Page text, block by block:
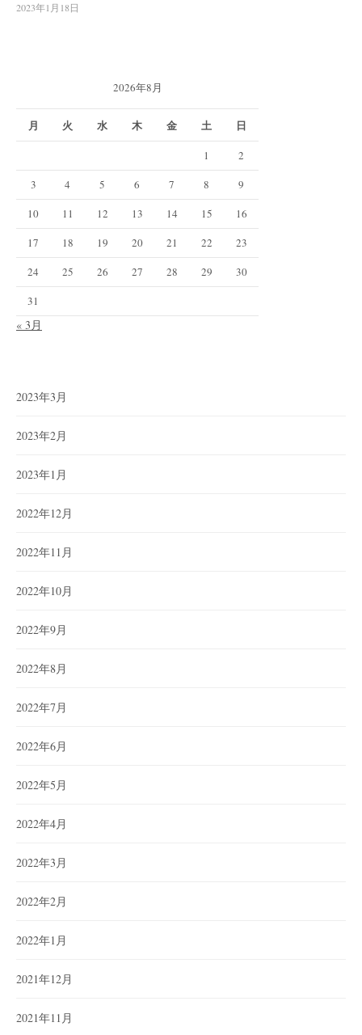
2023年1月18日
2026年8月
月 火 水 木 金 土 日
1
2
3
4 5 6 7 8
9
10
11 12 13 14 15
16
17
18 19 20 21 22
23
24
25 26 27 28 29
30
31
« 3月
2023年3月
2023年2月
2023年1月
2022年12月
2022年11月
2022年10月
2022年9月
2022年8月
2022年7月
2022年6月
2022年5月
2022年4月
2022年3月
2022年2月
2022年1月
2021年12月
2021年11月